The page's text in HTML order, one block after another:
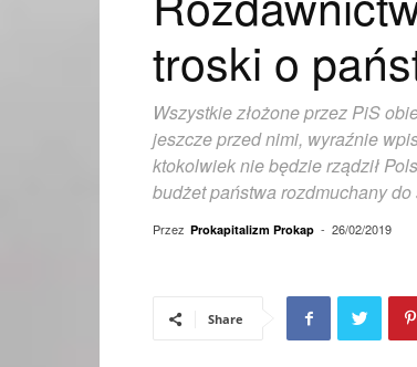
troski o
Wszystkie złożone przez PiS
jeszcze przed nimi, wyraźnie
ktokolwiek nie będzie rządził
budżet państwa rozdmuchany
Przez Prokapitalizm Prokap - 26/02/2019
Share